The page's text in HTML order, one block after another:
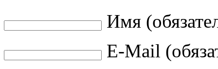
Имя
E-Mail